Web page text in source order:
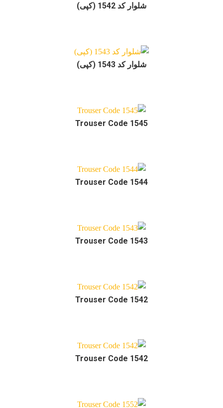
شلوار کد 1542 (کپی)
شلوار کد 1543 (کپی)
Trouser Code 1545
Trouser Code 1544
Trouser Code 1543
Trouser Code 1542
Trouser Code 1542